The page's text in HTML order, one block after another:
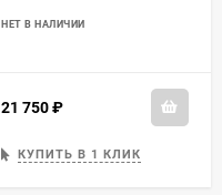
НЕТ В НАЛИЧИИ
21 750
КУПИТЬ В 1 КЛИК